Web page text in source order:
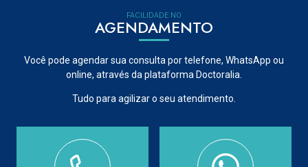
FACILIDADE NO
AGENDAMENTO
Você pode agendar sua consulta por telefone, WhatsApp ou
online, através da plataforma Doctoralia.
Tudo para agilizar o seu atendimento.